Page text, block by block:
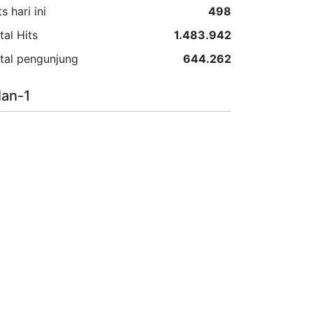
hari ini
498
Hits
1.483.942
pengunjung
644.262
1